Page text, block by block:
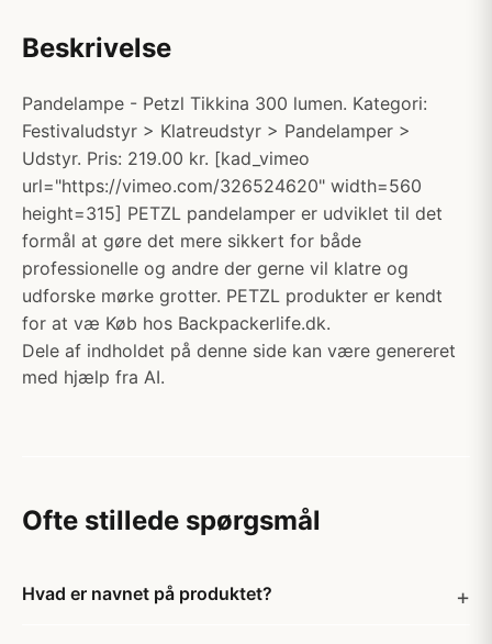
Beskrivelse
Pandelampe - Petzl Tikkina 300 lumen. Kategori:
Festivaludstyr > Klatreudstyr > Pandelamper >
Udstyr. Pris: 219.00 kr. [kad_vimeo
url="https://vimeo.com/326524620" width=560
height=315] PETZL pandelamper er udviklet til det
formål at gøre det mere sikkert for både
professionelle og andre der gerne vil klatre og
udforske mørke grotter. PETZL produkter er kendt
for at væ Køb hos Backpackerlife.dk.
Dele af indholdet på denne side kan være genereret
med hjælp fra AI.
Ofte stillede spørgsmål
Hvad er navnet på produktet?